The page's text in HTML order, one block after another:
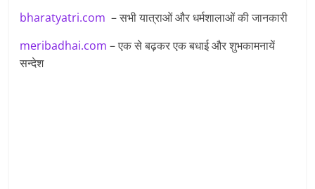
bharatyatri.com – सभी यात्राओं और धर्मशालाओं की जानकारी
meribadhai.com – एक से बढ़कर एक बधाई और शुभकामनायें
सन्देश